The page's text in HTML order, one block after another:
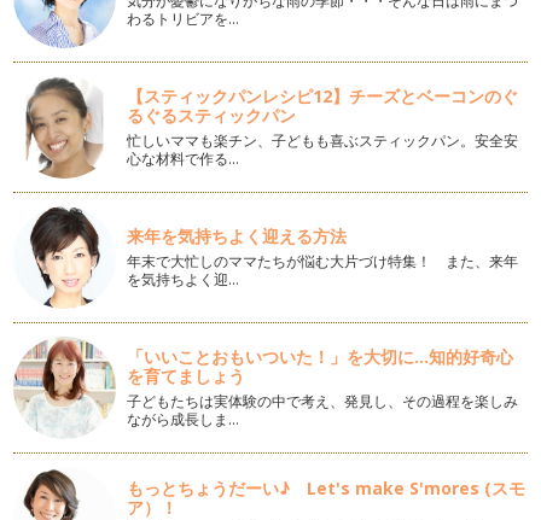
ボウル１個で混ぜるだけ！かんたんクリームチーズプディング
こんにちは！ お菓子研究家の橋本清美です。 今回は、…
混ぜるだけ！春のカップケーキ
こんにちは！お菓子研究家 橋本清美です。 ３月は卒園や進
級などお別れの季節。 …
糖質オフ！ 混ぜるだけのチョコカップケーキ
こんにちは！お菓子研究家 橋本清美です。 今回は今、話題
の糖質オフの混ぜるだけチョ…
アップルクランブル
こんにちは！ お菓子研究家 橋本清美です。 今回はイギリス
家庭で簡単に作ら…
いちごのクレームブリュレ
こんにちは！ お菓子研究家 橋本清美です。 今回はいちごの
クレームブリュレ…
サクサクパイとアイスクリーム ベリー添え
こんにちは！お菓子研究家 橋本清美です。 今回は市販のパ
イシートを使って、１５分で…
わるトリビアを…
【スティックパンレシピ12】チーズとベーコンのぐ
るぐるスティックパン
忙しいママも楽チン、子どもも喜ぶスティックパン。安全安
心な材料で作る…
来年を気持ちよく迎える方法
年末で大忙しのママたちが悩む大片づけ特集！ また、来年
を気持ちよく迎…
「いいことおもいついた！」を大切に...知的好奇心
を育てましょう
子どもたちは実体験の中で考え、発見し、その過程を楽しみ
ながら成長しま…
もっとちょうだーい♪ Let's make S'mores (スモ
ア）！